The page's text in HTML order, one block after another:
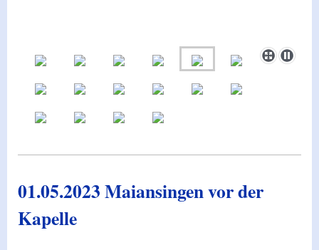
01.05.2023 Maiansingen vor der
Kapelle